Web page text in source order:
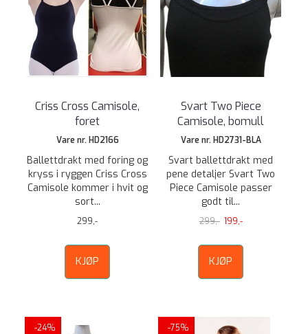
Criss Cross Camisole,
foret
Vare nr. HD2166
Ballettdrakt med foring og
kryss i ryggen Criss Cross
Camisole kommer i hvit og
sort...
299,-
KJØP
Svart Two Piece
Camisole, bomull
Vare nr. HD2731-BLA
Svart ballettdrakt med
pene detaljer Svart Two
Piece Camisole passer
godt til...
299,- 199,-
KJØP
-24% -75%